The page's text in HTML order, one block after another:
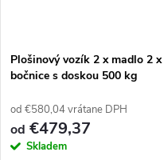
Plošinový vozík 2 x madlo 2 x
bočnice s doskou 500 kg
od €580,04 vrátane DPH
od €479,37
Skladem